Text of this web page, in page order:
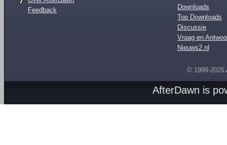
Feedback
Downloads
Top Downloads
Discussie
Vraag en
Nieuws2.nl
© 1999-2026
AfterDawn is